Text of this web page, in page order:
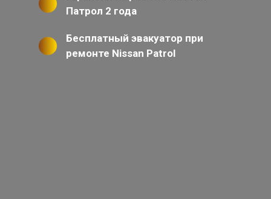
Патрол 2 года
Бесплатный эвакуатор при
ремонте Nissan Patrol